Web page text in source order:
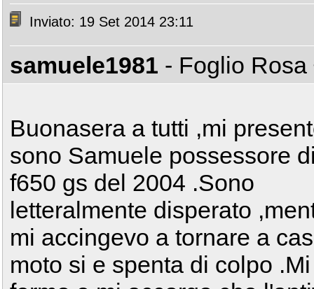
Inviato: 19 Set 2014 23:11
samuele1981 - Foglio Rosa
Buonasera a tutti ,mi
sono Samuele possessore
f650 gs del 2004 .Sono
letteralmente disperato
mi accingevo a tornare a
moto si e spenta di colpo .Mi